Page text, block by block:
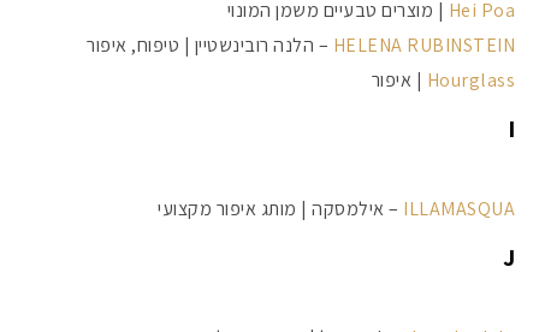
Hei Poa | מוצרים טבעיים משמן המונוי
HELENA RUBINSTEIN – הלנה רובינשטיין | טיפוח, איפור
Hourglass | איפור
I
ILLAMASQUA – אילמסקה | מותג איפור מקצועי
J